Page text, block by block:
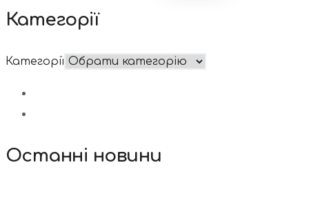
Категорії
Категорії
Останні новини